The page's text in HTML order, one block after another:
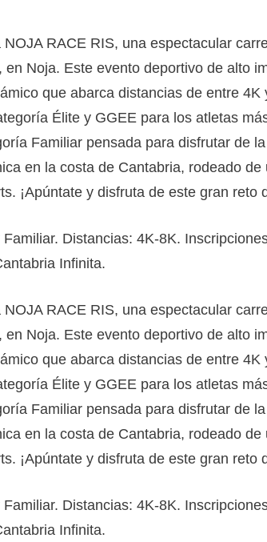
RACE RIS, una espectacular
Noja. Este evento deportivo de alto
que abarca distancias de entre
Élite y GGEE para los atletas
Familiar pensada para disfrutar de
en la costa de Cantabria, rodeado
¡Apúntate y disfruta de este gran reto
Distancias: 4K-8K.
Infinita.
RACE RIS, una espectacular
Noja. Este evento deportivo de alto
que abarca distancias de entre
Élite y GGEE para los atletas
Familiar pensada para disfrutar de
en la costa de Cantabria, rodeado
¡Apúntate y disfruta de este gran reto
Distancias: 4K-8K.
Infinita.